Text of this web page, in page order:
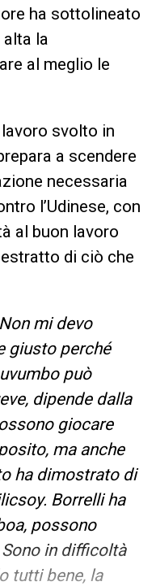
ha sottolineato
alta la
al meglio le
svolto in
a scendere
necessaria
l’Udinese, con
al buon lavoro
di ciò che
mi devo
giusto perché
può
dipende dalla
giocare
ma anche
ha dimostrato di
Borrelli ha
possono
in difficoltà
tutti bene, la